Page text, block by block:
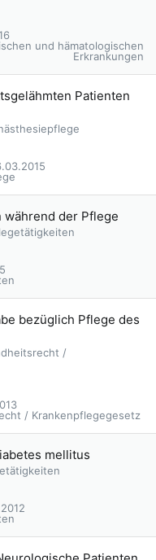
und hämatologischen
Erkrankungen
Patienten
während der Pflege
bezüglich Pflege des
/
/ Krankenpflegegesetz
mellitus